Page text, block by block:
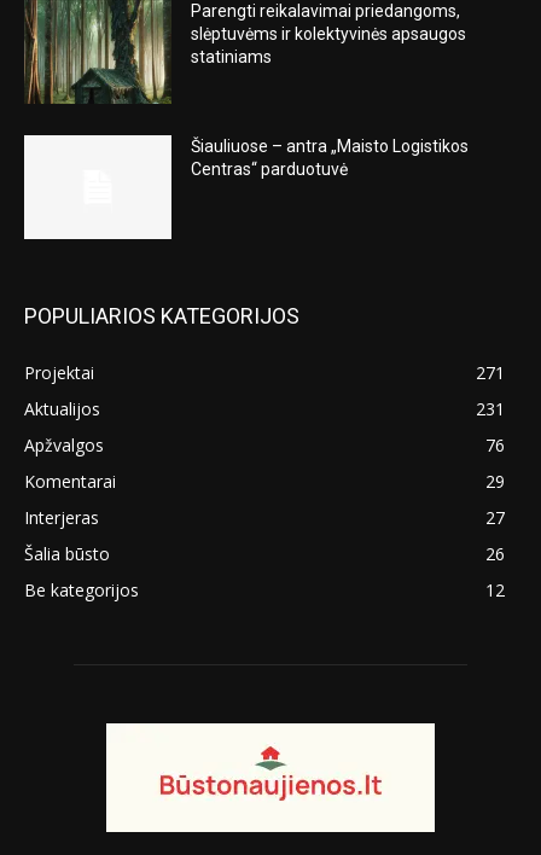
Parengti reikalavimai priedangoms,
slėptuvėms ir kolektyvinės apsaugos
statiniams
Šiauliuose – antra „Maisto Logistikos
Centras“ parduotuvė
POPULIARIOS KATEGORIJOS
Projektai
271
Aktualijos
231
Apžvalgos
76
Komentarai
29
Interjeras
27
Šalia būsto
26
Be kategorijos
12